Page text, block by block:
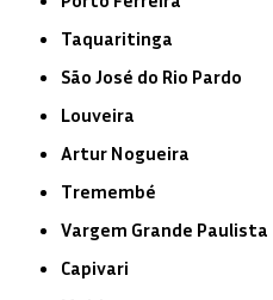
Taquaritinga
São José do Rio Pardo
Louveira
Artur Nogueira
Tremembé
Vargem Grande Paulista
Capivari